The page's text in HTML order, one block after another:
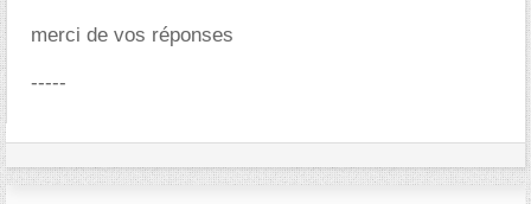
merci de vos réponses
-----